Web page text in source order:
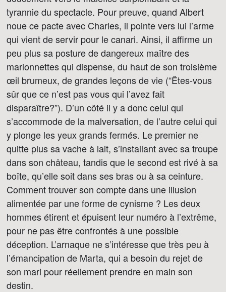
tyrannie du spectacle. Pour preuve, quand Albert
noue ce pacte avec Charles, il pointe vers lui l’arme
qui vient de servir pour le canari. Ainsi, il affirme un
peu plus sa posture de dangereux maître des
marionnettes qui dispense, du haut de son troisième
œil brumeux, de grandes leçons de vie (“Êtes-vous
sûr que ce n’est pas vous qui l’avez fait
disparaître?”). D’un côté il y a donc celui qui
s’accommode de la malversation, de l’autre celui qui
y plonge les yeux grands fermés. Le premier ne
quitte plus sa vache à lait, s’installant avec sa troupe
dans son château, tandis que le second est rivé à sa
boîte, qu’elle soit dans ses bras ou à sa ceinture.
Comment trouver son compte dans une illusion
alimentée par une forme de cynisme ? Les deux
hommes étirent et épuisent leur numéro à l’extrême,
pour ne pas être confrontés à une possible
déception. L’arnaque ne s’intéresse que très peu à
l’émancipation de Marta, qui a besoin du rejet de
son mari pour réellement prendre en main son
destin.